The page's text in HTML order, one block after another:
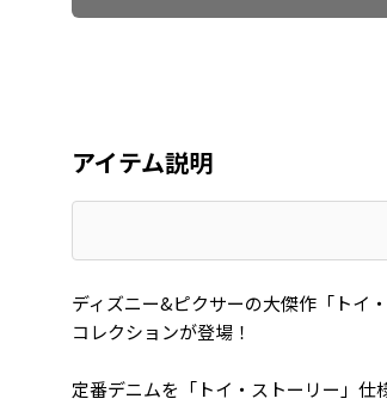
アイテム説明
ディズニー&ピクサーの大傑作「トイ
コレクションが登場！
定番デニムを「トイ・ストーリー」仕